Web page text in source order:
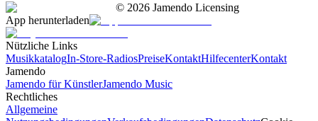
© 2026 Jamendo Licensing
App herunterladen
Nützliche Links
MusikkatalogIn-Store-RadiosPreiseKontaktHilfecenterKontakt
Jamendo
Jamendo für KünstlerJamendo Music
Rechtliches
Allgemeine